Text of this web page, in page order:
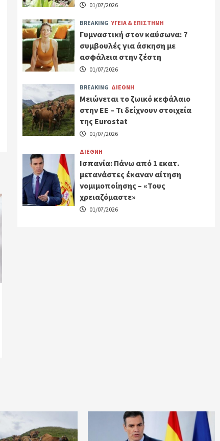
01/07/2026
BREAKING ΥΓΕΙΑ & ΕΠΙΣΤΗΜΗ
Γυμναστική στον καύσωνα: 7
συμβουλές για άσκηση με
ασφάλεια στην ζέστη
01/07/2026
BREAKING ΔΙΕΘΝΗ
Μειώνεται το ζωικό κεφάλαιο
στην ΕΕ – Τι δείχνουν στοιχεία
της Eurostat
01/07/2026
ΔΙΕΘΝΗ
Ισπανία: Πάνω από 1 εκατ.
μετανάστες έκαναν αίτηση
νομιμοποίησης – «Τους
χρειαζόμαστε»
01/07/2026